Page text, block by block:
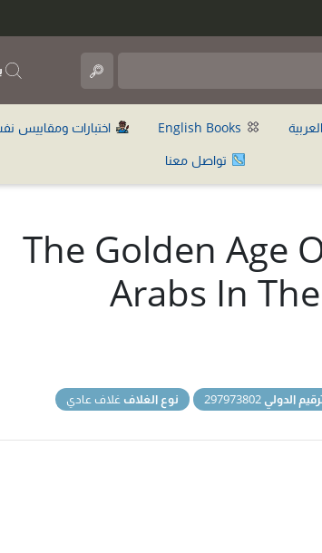
اختبارات ومقاييس
تواصل معنا
The Golden Age
Arabs In
الدولي نوع الغلاف غلاف عادي